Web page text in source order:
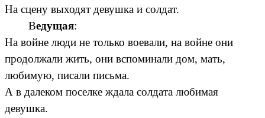
На сцену выходят девушка и солдат.
Ведущая:
На войне люди не только воевали, на войне они
продолжали жить, они вспоминали дом, мать,
любимую, писали письма.
А в далеком поселке ждала солдата любимая
девушка.